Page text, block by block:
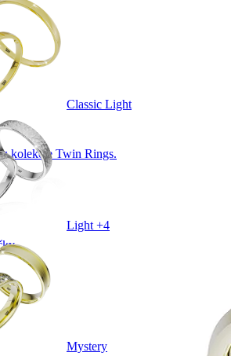
z kolekcie Twin Rings.
Classic Light
Light +4
Mystery